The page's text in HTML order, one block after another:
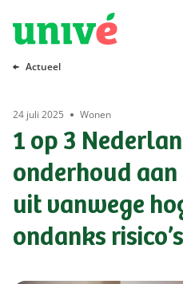
Naar hoofdinhoud
Naar hoofdnavigatie
Naar footer
Actueel
24 juli 2025 Wonen
1 op 3
onderhoud
uit vanwege
ondanks risico’s